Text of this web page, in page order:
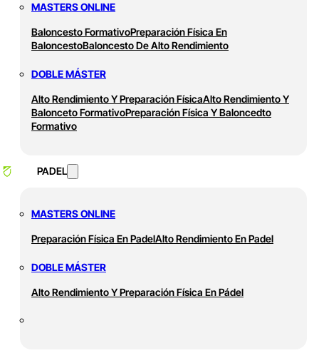
MASTERS ONLINE
Baloncesto FormativoPreparación Física En
BaloncestoBaloncesto De Alto Rendimiento
DOBLE MÁSTER
Alto Rendimiento Y Preparación FísicaAlto Rendimiento Y
Balonceto FormativoPreparación Física Y Baloncedto
Formativo
PADEL
MASTERS ONLINE
Preparación Física En PadelAlto Rendimiento En Padel
DOBLE MÁSTER
Alto Rendimiento Y Preparación Física En Pádel